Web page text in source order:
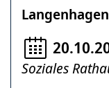
Langenhagen
Soziales